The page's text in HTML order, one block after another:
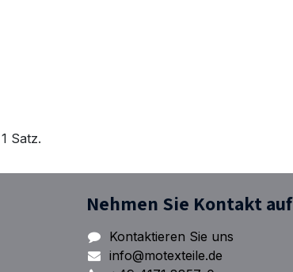
Satz.
Nehmen Sie Kontakt auf
Kontaktieren Sie uns
info@motexteile.de